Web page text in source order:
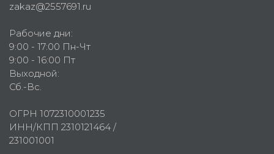
zakaz@2557691.ru
Рабочие дни:
9:00 - 17:00 Пн-Чт
9:00 - 16:00 Пт
Выходной:
Сб.-Вс.
ОГРН 1072310001235
ИНН/КПП 2310121464 /
231001001